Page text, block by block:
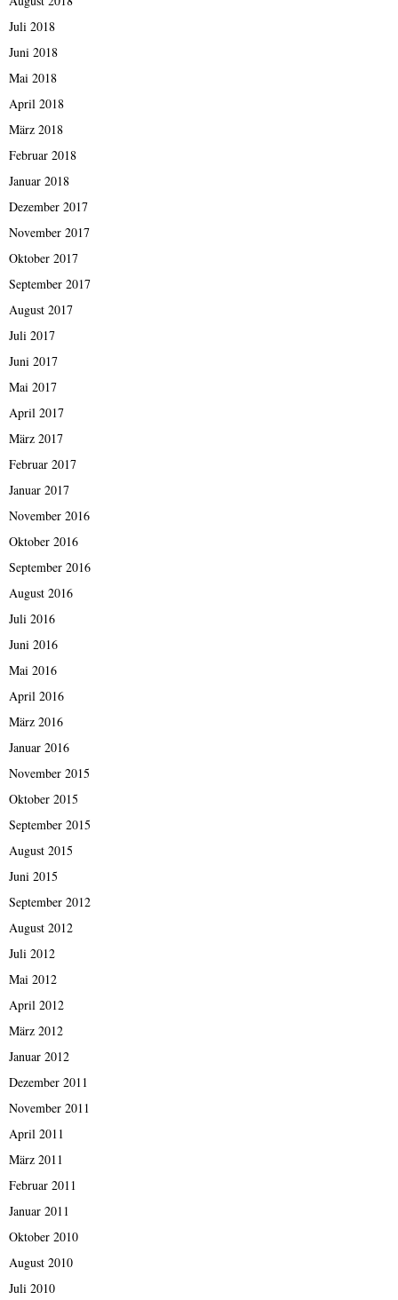
Juli 2018
Juni 2018
Mai 2018
April 2018
März 2018
Februar 2018
Januar 2018
Dezember 2017
November 2017
Oktober 2017
September 2017
August 2017
Juli 2017
Juni 2017
Mai 2017
April 2017
März 2017
Februar 2017
Januar 2017
November 2016
Oktober 2016
September 2016
August 2016
Juli 2016
Juni 2016
Mai 2016
April 2016
März 2016
Januar 2016
November 2015
Oktober 2015
September 2015
August 2015
Juni 2015
September 2012
August 2012
Juli 2012
Mai 2012
April 2012
März 2012
Januar 2012
Dezember 2011
November 2011
April 2011
März 2011
Februar 2011
Januar 2011
Oktober 2010
August 2010
Juli 2010